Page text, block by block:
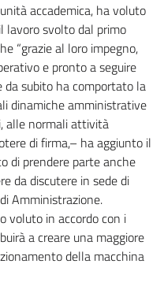
accademica, ha voluto
lavoro svolto dal primo
“grazie al loro impegno,
e pronto a seguire
da subito ha comportato la
dinamiche amministrative
alle normali attività
di firma,– ha aggiunto il
di prendere parte anche
da discutere in sede di
Amministrazione.
voluto in accordo con i
a creare una maggiore
della macchina